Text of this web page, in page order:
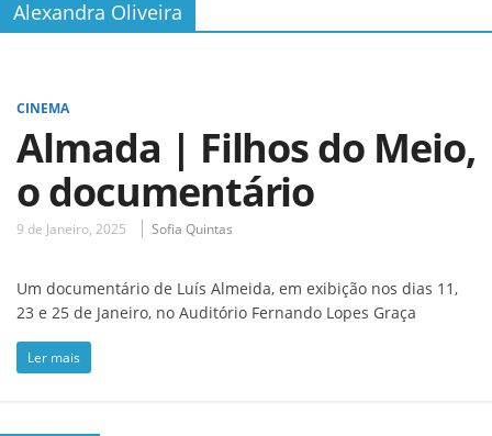
Alexandra Oliveira
CINEMA
Almada | Filhos do Meio,
o documentário
9 de Janeiro, 2025 Sofia Quintas
Um documentário de Luís Almeida, em exibição nos dias 11,
23 e 25 de Janeiro, no Auditório Fernando Lopes Graça
Ler mais